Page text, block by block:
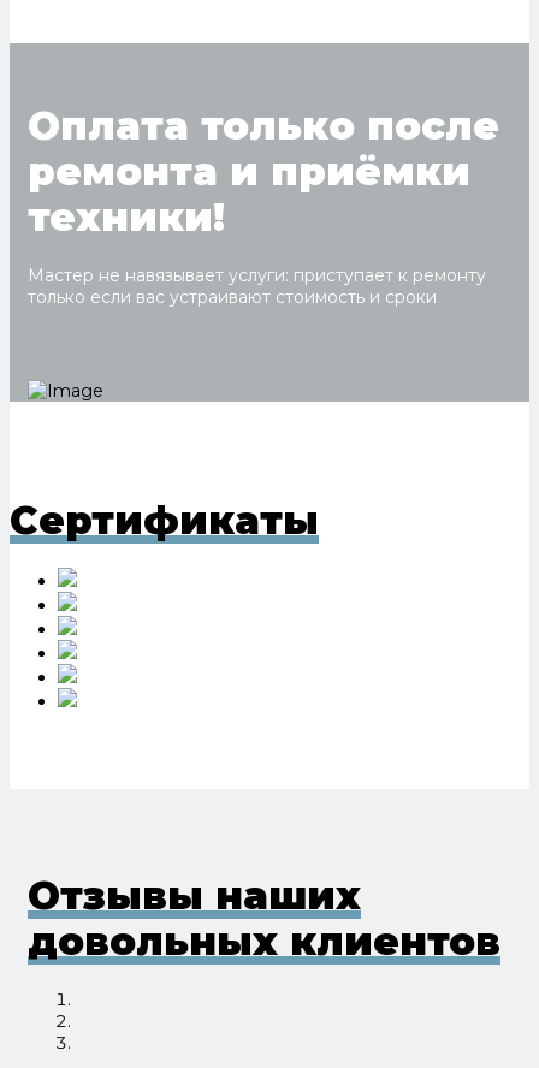
Оплата только после
ремонта и приёмки
техники!
Мастер не навязывает услуги: приступает к ремонту
только если вас устраивают стоимость и сроки
Сертификаты
Отзывы наших
довольных клиентов